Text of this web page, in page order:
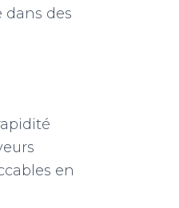
dans des
en